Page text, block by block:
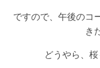
ですので、午後のコ
き
どうやら、